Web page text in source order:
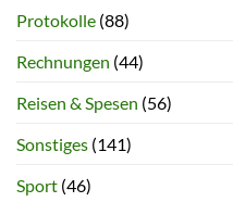
Protokolle (88)
Rechnungen (44)
Reisen & Spesen (56)
Sonstiges (141)
Sport (46)